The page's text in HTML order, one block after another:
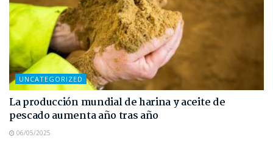
UNCATEGORIZED
La producción mundial de harina y aceite de
pescado aumenta año tras año
06/05/2025